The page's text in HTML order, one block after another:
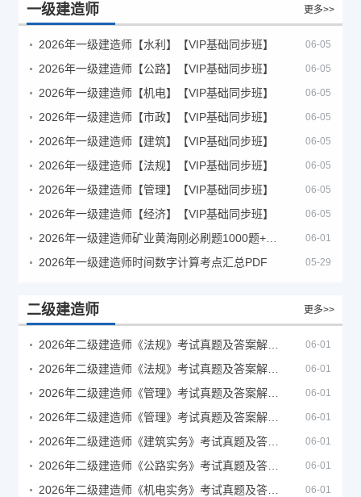
一级建造师 更多>>
2026年一级建造师【水利】【VIP基础同步班】 06-05
2026年一级建造师【公路】【VIP基础同步班】 06-05
2026年一级建造师【机电】【VIP基础同步班】 06-05
2026年一级建造师【市政】【VIP基础同步班】 06-05
2026年一级建造师【建筑】【VIP基础同步班】 06-05
2026年一级建造师【法规】【VIP基础同步班】 06-05
2026年一级建造师【管理】【VIP基础同步班】 06-05
2026年一级建造师【经济】【VIP基础同步班】 06-05
06-01
2026年一级建造师时间数字计算考点汇总PDF 05-29
二级建造师 更多>>
06-01
06-01
06-01
06-01
06-01
06-01
06-01